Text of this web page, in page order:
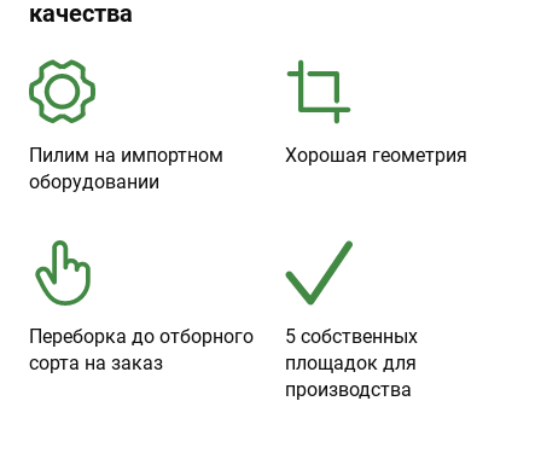
качества
Пилим на импортном
оборудовании
Хорошая геометрия
Переборка до отборного
сорта на заказ
5 собственных
площадок для
производства